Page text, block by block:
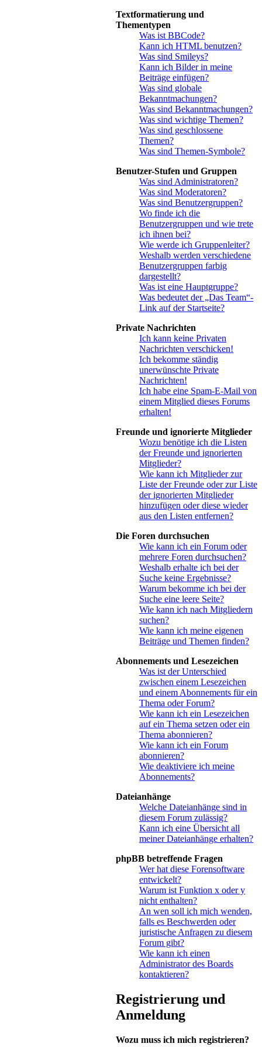
Textformatierung und
Thementypen
Was ist BBCode?
Kann ich HTML benutzen?
Was sind Smileys?
Kann ich Bilder in meine
Beiträge einfügen?
Was sind globale
Bekanntmachungen?
Was sind Bekanntmachungen?
Was sind wichtige Themen?
Was sind geschlossene
Themen?
Was sind Themen-Symbole?
Benutzer-Stufen und Gruppen
Was sind Administratoren?
Was sind Moderatoren?
Was sind Benutzergruppen?
Wo finde ich die
Benutzergruppen und wie trete
ich ihnen bei?
Wie werde ich Gruppenleiter?
Weshalb werden verschiedene
Benutzergruppen farbig
dargestellt?
Was ist eine Hauptgruppe?
Was bedeutet der „Das Team“-
Link auf der Startseite?
Private Nachrichten
Ich kann keine Privaten
Nachrichten verschicken!
Ich bekomme ständig
unerwünschte Private
Nachrichten!
Ich habe eine Spam-E-Mail von
einem Mitglied dieses Forums
erhalten!
Freunde und ignorierte Mitglieder
Wozu benötige ich die Listen
der Freunde und ignorierten
Mitglieder?
Wie kann ich Mitglieder zur
Liste der Freunde oder zur Liste
der ignorierten Mitglieder
hinzufügen oder diese wieder
aus den Listen entfernen?
Die Foren durchsuchen
Wie kann ich ein Forum oder
mehrere Foren durchsuchen?
Weshalb erhalte ich bei der
Suche keine Ergebnisse?
Warum bekomme ich bei der
Suche eine leere Seite?
Wie kann ich nach Mitgliedern
suchen?
Wie kann ich meine eigenen
Beiträge und Themen finden?
Abonnements und Lesezeichen
Was ist der Unterschied
zwischen einem Lesezeichen
und einem Abonnements für ein
Thema oder Forum?
Wie kann ich ein Lesezeichen
auf ein Thema setzen oder ein
Thema abonnieren?
Wie kann ich ein Forum
abonnieren?
Wie deaktiviere ich meine
Abonnements?
Dateianhänge
Welche Dateianhänge sind in
diesem Forum zulässig?
Kann ich eine Übersicht all
meiner Dateianhänge erhalten?
phpBB betreffende Fragen
Wer hat diese Forensoftware
entwickelt?
Warum ist Funktion x oder y
nicht enthalten?
An wen soll ich mich wenden,
falls es Beschwerden oder
juristische Anfragen zu diesem
Forum gibt?
Wie kann ich einen
Administrator des Boards
kontaktieren?
Registrierung und
Anmeldung
Wozu muss ich mich registrieren?